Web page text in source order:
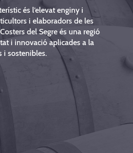
és l’elevat enginy i
i elaboradors de les
del Segre és una regió
i innovació aplicades a la
i sostenibles.